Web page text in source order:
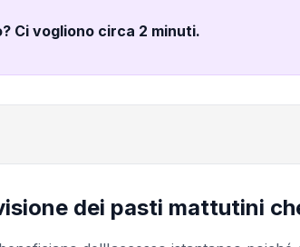
Ci vogliono circa 2 minuti.
dei pasti mattutini